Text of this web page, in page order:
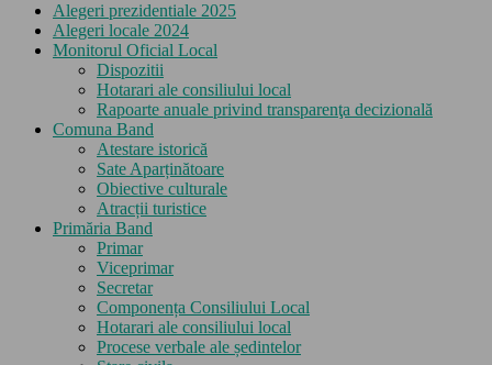
Alegeri prezidentiale 2025
Alegeri locale 2024
Monitorul Oficial Local
Dispozitii
Hotarari ale consiliului local
Rapoarte anuale privind transparenţa decizională
Comuna Band
Atestare istorică
Sate Aparținătoare
Obiective culturale
Atracții turistice
Primăria Band
Primar
Viceprimar
Secretar
Componența Consiliului Local
Hotarari ale consiliului local
Procese verbale ale ședintelor